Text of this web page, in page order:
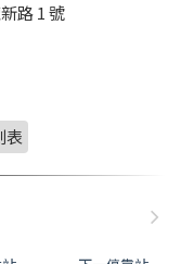
路 1 號
表